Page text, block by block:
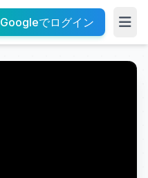
Googleでログイン